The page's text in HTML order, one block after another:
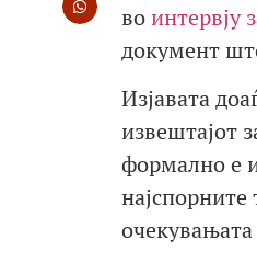
воинтервју
документ
Изјавата
извештајот
формално е